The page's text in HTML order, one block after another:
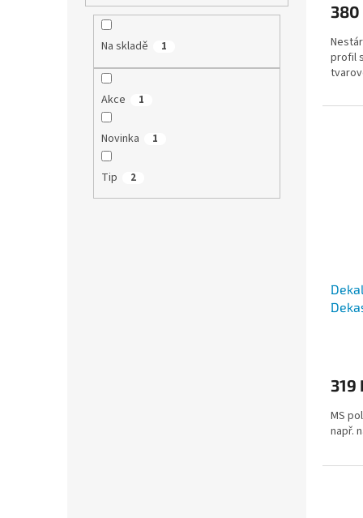
Na skladě 1
Akce 1
Novinka 1
Tip 2
380
profil
319
MS
např.